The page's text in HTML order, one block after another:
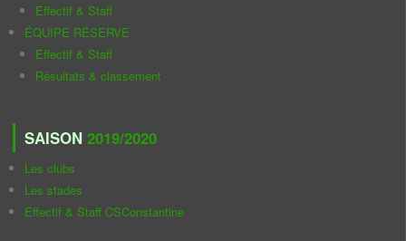
Effectif & Staff
ÉQUIPE RÉSERVE
Effectif & Staff
Résultats & classement
SAISON 2019/2020
Les clubs
Les stades
Effectif & Staff CSConstantine